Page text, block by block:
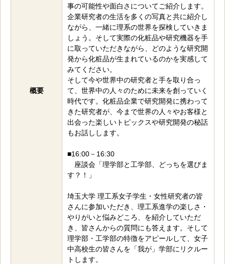
概要
事の可能性や面白さについてご紹介します。
企業研究者の生活を多くの写真と共に紹介し
ながら、一緒に理系の世界を探検していきま
しょう。そして実際の化粧品や研究機器を手
に取っていただきながら、どのような研究開
発から化粧品が生まれているのかを実感して
みてください。
そして今や世界中の研究者と手を取り合っ
て、世界中の人々のために未来を創っていく
時代です。化粧品企業で研究開発に携わって
きた研究者が、今まで世界の人々やお客様と
出会った楽しいトピックスや研究開発の秘話
もお話しします。
■16:00－16:30
座談会「理学部と工学部、どっちを選びま
す？！」
埼玉大学 理工系女子学生・女性研究者の皆
さんに参加いただき、理工系進学の楽しさ・
やりがいと悩みどころ、を紹介していただ
き、皆さんからの質問にも答えます。そして
理学部・工学部の特徴をアピールして、女子
中高校生の皆さんを「我が」学部にリクルー
トします。